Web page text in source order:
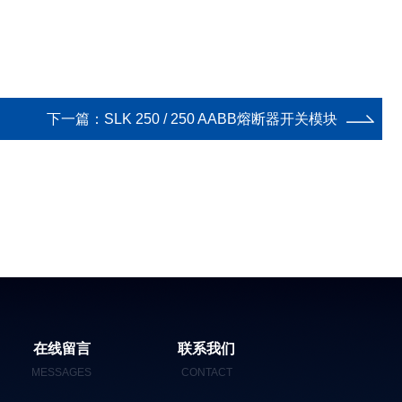
下一篇： SLK 250 / 250 AABB熔断器开关模块
在线留言
MESSAGES
联系我们
CONTACT